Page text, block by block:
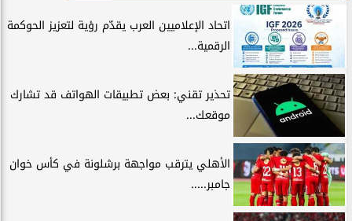
اتحاد الإعلاميين العرب يقدّم رؤية لتعزيز الحوكمة
الرقمية...
تحذير تقني: بعض تطبيقات الهواتف قد تشارك
موقعك...
الأهلي يترقب مواجهة برشلونة في كأس خوان
جامبر.....